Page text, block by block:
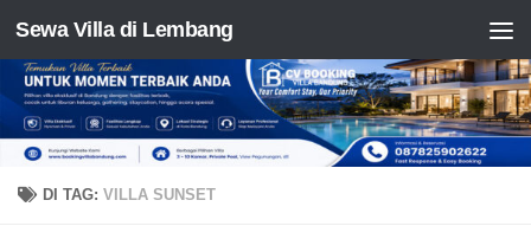
Skip to content
Sewa Villa di Lembang
DI TAG:VILLA SUNSET